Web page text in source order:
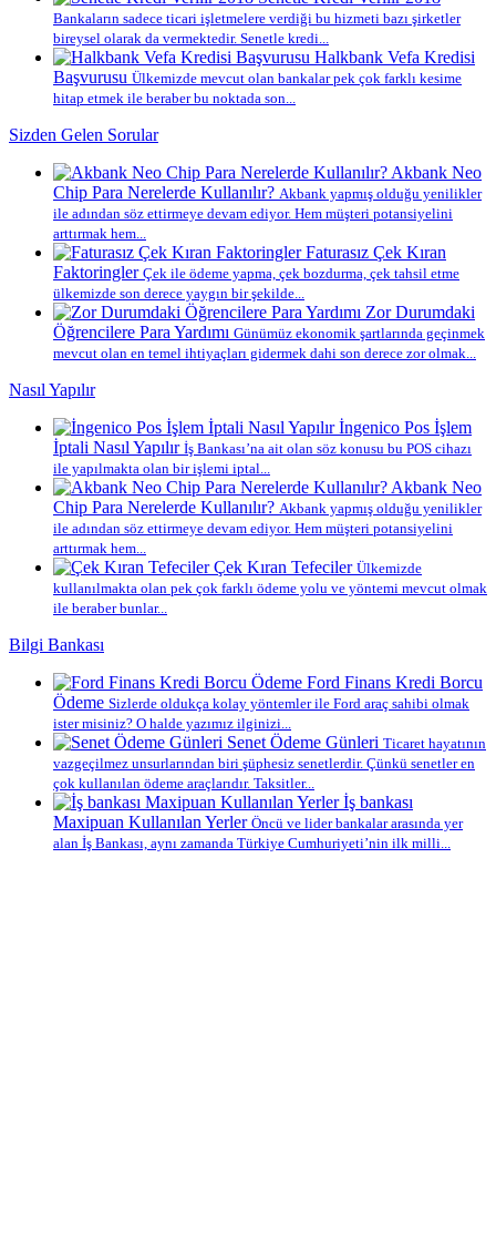
Bankaların sadece ticari işletmelere verdiği bu hizmeti bazı şirketler
bireysel olarak da vermektedir. Senetle kredi...
Halkbank Vefa Kredisi
Başvurusu Ülkemizde mevcut olan bankalar pek çok farklı kesime
hitap etmek ile beraber bu noktada son...
Sizden Gelen Sorular
Akbank Neo
Chip Para Nerelerde Kullanılır? Akbank yapmış olduğu yenilikler
ile adından söz ettirmeye devam ediyor. Hem müşteri potansiyelini
arttırmak hem...
Faturasız Çek Kıran
Faktoringler Çek ile ödeme yapma, çek bozdurma, çek tahsil etme
ülkemizde son derece yaygın bir şekilde...
Zor Durumdaki
Öğrencilere Para Yardımı Günümüz ekonomik şartlarında geçinmek
mevcut olan en temel ihtiyaçları gidermek dahi son derece zor olmak...
Nasıl Yapılır
İngenico Pos İşlem
İptali Nasıl Yapılır İş Bankası’na ait olan söz konusu bu POS cihazı
ile yapılmakta olan bir işlemi iptal...
Akbank Neo
Chip Para Nerelerde Kullanılır? Akbank yapmış olduğu yenilikler
ile adından söz ettirmeye devam ediyor. Hem müşteri potansiyelini
arttırmak hem...
Çek Kıran Tefeciler Ülkemizde
kullanılmakta olan pek çok farklı ödeme yolu ve yöntemi mevcut olmak
ile beraber bunlar...
Bilgi Bankası
Ford Finans Kredi Borcu
Ödeme Sizlerde oldukça kolay yöntemler ile Ford araç sahibi olmak
ister misiniz? O halde yazımız ilginizi...
Senet Ödeme Günleri Ticaret hayatının
vazgeçilmez unsurlarından biri şüphesiz senetlerdir. Çünkü senetler en
çok kullanılan ödeme araçlarıdır. Taksitler...
İş bankası
Maxipuan Kullanılan Yerler Öncü ve lider bankalar arasında yer
alan İş Bankası, aynı zamanda Türkiye Cumhuriyeti’nin ilk milli...